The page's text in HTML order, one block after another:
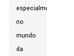
especialmente
no
mundo
da